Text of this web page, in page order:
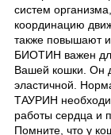
систем
координацию
также повышают
БИОТИН важен
Вашей кошки. Он
эластичной.
ТАУРИН
работы сердца и
Помните, что у